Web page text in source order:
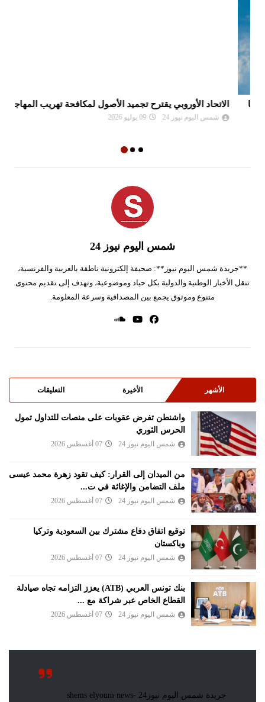
الاتحاد الأوروبي يقترح تجميد الأصول لمكافحة تهريب المهاجرين
شمس اليوم نيوز 24 09 يوليو 2026
شمس اليوم نيوز 24
**جريدة شمس اليوم نيوز**: صحيفة إلكترونية ناطقة بالعربية والفرنسية،
تنقل الأخبار الوطنية والدولية بكل حياد وموضوعية، وتهدف إلى تقديم محتوى
متنوع وموثوق يجمع بين المصداقية وسرعة المعلومة.
الأشهر الأخيرة التعليقات
واشنطن تفرض عقوبات على منصات للتداول تمول
الحرس الثوري
شمس اليوم نيوز 24 07 أغسطس 2026
من الميدان إلى القرار: كيف تقود زهرة محمد عيسى
ملف التضامن والإغاثة في ت...
شمس اليوم نيوز 24 07 أغسطس 2026
توقيع اتفاق دفاع مشترك بين السعودية وتركيا
وباكستان
شمس اليوم نيوز 24 07 أغسطس 2026
بنك تونس العربي (ATB) يعزز التزامه تجاه صيادلة
القطاع الخاص عبر شراكة مع ...
شمس اليوم نيوز 24 07 أغسطس 2026